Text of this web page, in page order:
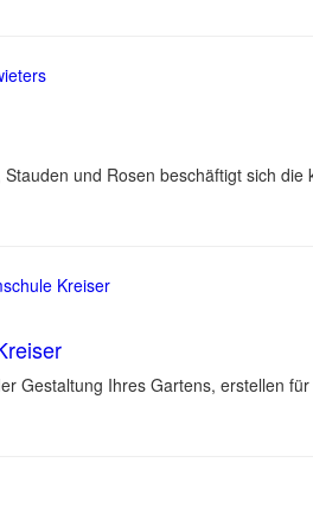
und Rosen beschäftigt sich
Gestaltung Ihres Gartens, erstellen